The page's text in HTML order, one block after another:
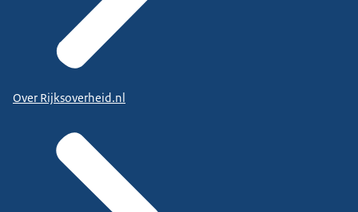
Over Rijksoverheid.nl